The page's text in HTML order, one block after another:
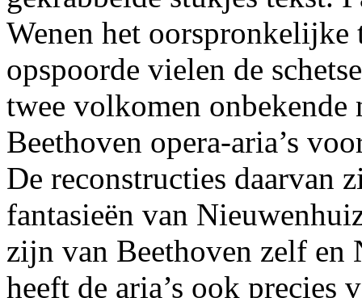
Wenen het oorspronkelijke
opspoorde vielen de
twee volkomen onbekende
Beethoven opera-aria’s
De reconstructies daarvan
fantasieën van
zijn van Beethoven zelf en
heeft de aria’s ook precies